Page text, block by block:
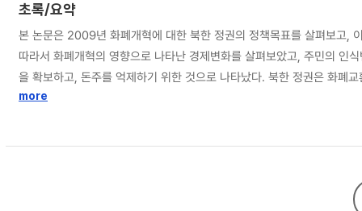
초록/요약
본 논문은 2009년 화폐개혁에 대한 북한 정권의 정책목표를 살펴보고,
따라서 화폐개혁의 영향으로 나타난 경제변화를 살펴보았고, 주민의 인식변화를 분석했다. 또한 이러한
을 확보하고, 돈주를 억제하기 위한 것으로 나타났다. 북한 정권은 화폐
독재국가에서는 통치에 필요한 재원을 확보하기 위해 주민을 약탈하는
개혁으로 극적인 변화를 맞이했다. 1990년대 대기근과 경제위기의 영
당과 수령에 대한 직접적인 불만이 나타났다. 또한 북한의 시장화 이후 등장한 주민의 선호위장 현상은 화폐개혁의 영
more